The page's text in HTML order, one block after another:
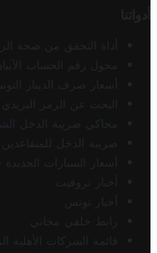
أدواتنا
أداة التحقق من صحة
محول رقم الحساب
أسعار صرف الدينار
البحث عن الرمز
محاكي ضريبة الدخل
ضريبة الدخل
أسعار السيارات
أخبار تروفيت
أخبار تونس
رابط خلفي مجاني
قائمة الشركات الأهلية